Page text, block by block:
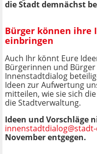
die Stadt demnächst
Bürger können ihre
einbringen
Auch Ihr könnt Eure
Bürgerinnen und
Innenstadtdialog
Ideen zur Aufwertung
mitteilen, wie sie sich
die Stadtverwaltung.
Ideen und Vorschläge
November entgegen.